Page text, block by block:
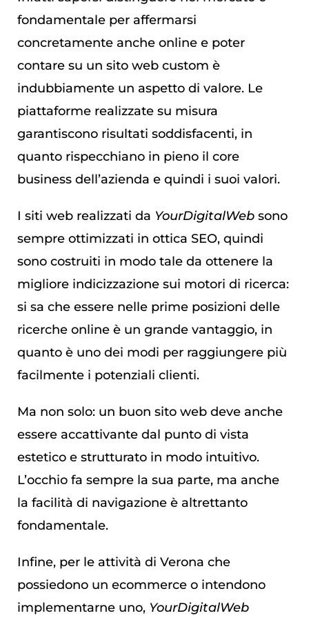
fondamentale per affermarsi
concretamente anche online e poter
contare su un sito web custom è
indubbiamente un aspetto di valore. Le
piattaforme realizzate su misura
garantiscono risultati soddisfacenti, in
quanto rispecchiano in pieno il core
business dell’azienda e quindi i suoi valori.
I siti web realizzati da YourDigitalWeb sono
sempre ottimizzati in ottica SEO, quindi
sono costruiti in modo tale da ottenere la
migliore indicizzazione sui motori di ricerca:
si sa che essere nelle prime posizioni delle
ricerche online è un grande vantaggio, in
quanto è uno dei modi per raggiungere più
facilmente i potenziali clienti.
Ma non solo: un buon sito web deve anche
essere accattivante dal punto di vista
estetico e strutturato in modo intuitivo.
L’occhio fa sempre la sua parte, ma anche
la facilità di navigazione è altrettanto
fondamentale.
Infine, per le attività di Verona che
possiedono un ecommerce o intendono
implementarne uno, YourDigitalWeb